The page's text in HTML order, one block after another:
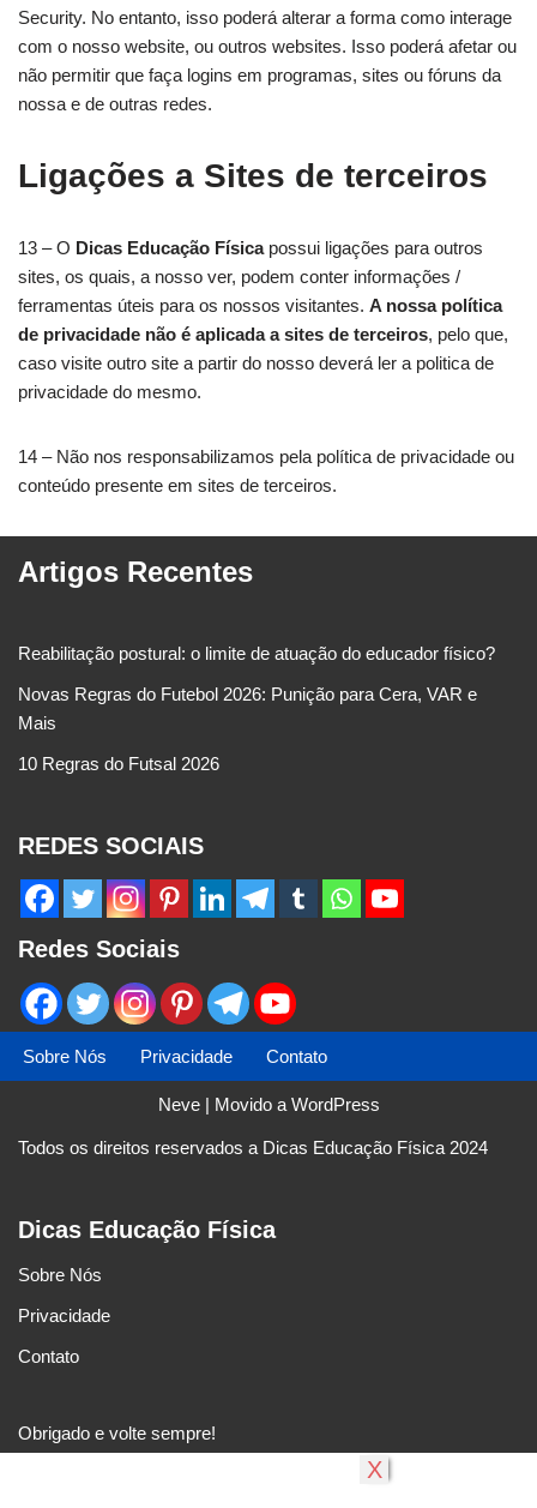
Security. No entanto, isso poderá alterar a forma como interage
com o nosso website, ou outros websites. Isso poderá afetar ou
não permitir que faça logins em programas, sites ou fóruns da
nossa e de outras redes.
Ligações a Sites de terceiros
13 – O Dicas Educação Físicapossui ligações para outros
sites, os quais, a nosso ver, podem conter informações /
ferramentas úteis para os nossos visitantes. A nossa política
de privacidade não é aplicada a sites de terceiros, pelo que,
caso visite outro site a partir do nosso deverá ler a politica de
privacidade do mesmo.
14 – Não nos responsabilizamos pela política de privacidade ou
conteúdo presente em sites de terceiros.
Artigos Recentes
Reabilitação postural: o limite de atuação do educador físico?
Novas Regras do Futebol 2026: Punição para Cera, VAR e
Mais
10 Regras do Futsal 2026
REDES SOCIAIS
Redes Sociais
Sobre Nós Privacidade Contato
Neve| Movido a WordPress
Todos os direitos reservados a Dicas Educação Física 2024
Dicas Educação Física
Sobre Nós
Privacidade
Contato
Obrigado e volte sempre!
X